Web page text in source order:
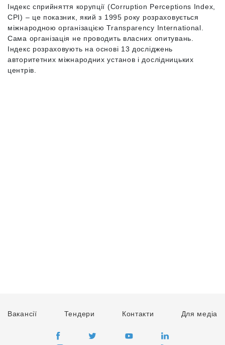
Індекс сприйняття корупції (Corruption Perceptions Index,
CPI) – це показник, який з 1995 року розраховується
міжнародною організацією Transparency International.
Сама організація не проводить власних опитувань.
Індекс розраховують на основі 13 досліджень
авторитетних міжнародних установ і дослідницьких
центрів.
Вакансії Тендери Контакти Для медіа